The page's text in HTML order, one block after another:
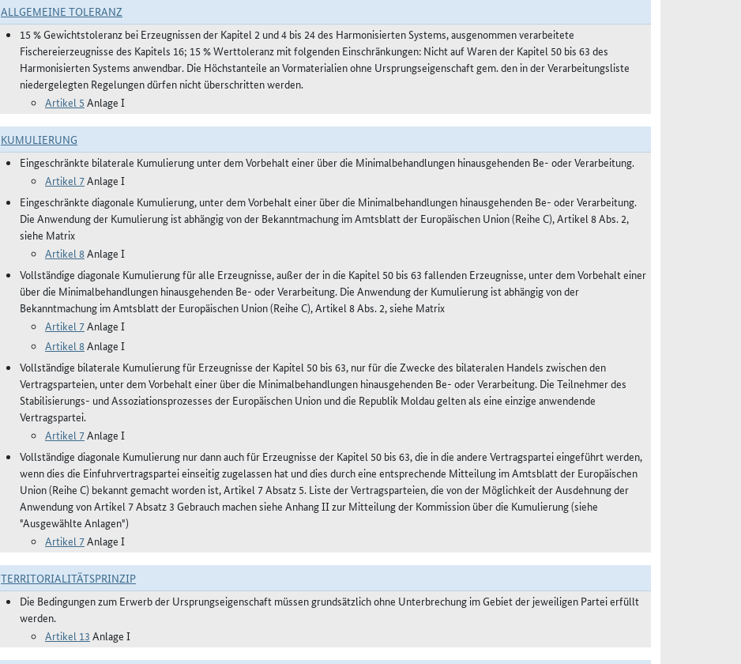
ALLGEMEINE TOLERANZ
15 % Gewichtstoleranz bei Erzeugnissen der Kapitel 2 und 4 bis 24 des Harmonisierten Systems, ausgenommen verarbeitete
Fischereierzeugnisse des Kapitels 16; 15 % Werttoleranz mit folgenden Einschränkungen: Nicht auf Waren der Kapitel 50 bis 63 des
Harmonisierten Systems anwendbar. Die Höchstanteile an Vormaterialien ohne Ursprungseigenschaft gem. den in der Verarbeitungsliste
niedergelegten Regelungen dürfen nicht überschritten werden.
Artikel 5 Anlage I
KUMULIERUNG
Eingeschränkte bilaterale Kumulierung unter dem Vorbehalt einer über die Minimalbehandlungen hinausgehenden Be- oder Verarbeitung.
Artikel 7Anlage I
Eingeschränkte diagonale Kumulierung, unter dem Vorbehalt einer über die Minimalbehandlungen hinausgehenden Be- oder Verarbeitung.
Die Anwendung der Kumulierung ist abhängig von der Bekanntmachung im Amtsblatt der Europäischen Union (Reihe C), Artikel 8 Abs. 2,
siehe Matrix
Artikel 8Anlage I
Vollständige diagonale Kumulierung für alle Erzeugnisse, außer der in die Kapitel 50 bis 63 fallenden Erzeugnisse, unter dem Vorbehalt einer
über die Minimalbehandlungen hinausgehenden Be- oder Verarbeitung. Die Anwendung der Kumulierung ist abhängig von der
Bekanntmachung im Amtsblatt der Europäischen Union (Reihe C), Artikel 8 Abs. 2, siehe Matrix
Artikel 7Anlage I
Artikel 8Anlage I
Vollständige bilaterale Kumulierung für Erzeugnisse der Kapitel 50 bis 63, nur für die Zwecke des bilateralen Handels zwischen den
Vertragsparteien, unter dem Vorbehalt einer über die Minimalbehandlungen hinausgehenden Be- oder Verarbeitung. Die Teilnehmer des
Stabilisierungs- und Assoziationsprozesses der Europäischen Union und die Republik Moldau gelten als eine einzige anwendende
Vertragspartei.
Artikel 7Anlage I
Vollständige diagonale Kumulierung nur dann auch für Erzeugnisse der Kapitel 50 bis 63, die in die andere Vertragspartei eingeführt werden,
wenn dies die Einfuhrvertragspartei einseitig zugelassen hat und dies durch eine entsprechende Mitteilung im Amtsblatt der Europäischen
Union (Reihe C) bekannt gemacht worden ist, Artikel 7 Absatz 5. Liste der Vertragsparteien, die von der Möglichkeit der Ausdehnung der
Anwendung von Artikel 7 Absatz 3 Gebrauch machen siehe Anhang II zur Mitteilung der Kommission über die Kumulierung (siehe
"Ausgewählte Anlagen")
Artikel 7Anlage I
TERRITORIALITÄTSPRINZIP
Die Bedingungen zum Erwerb der Ursprungseigenschaft müssen grundsätzlich ohne Unterbrechung im Gebiet der jeweiligen Partei erfüllt
werden.
Artikel 13 Anlage I